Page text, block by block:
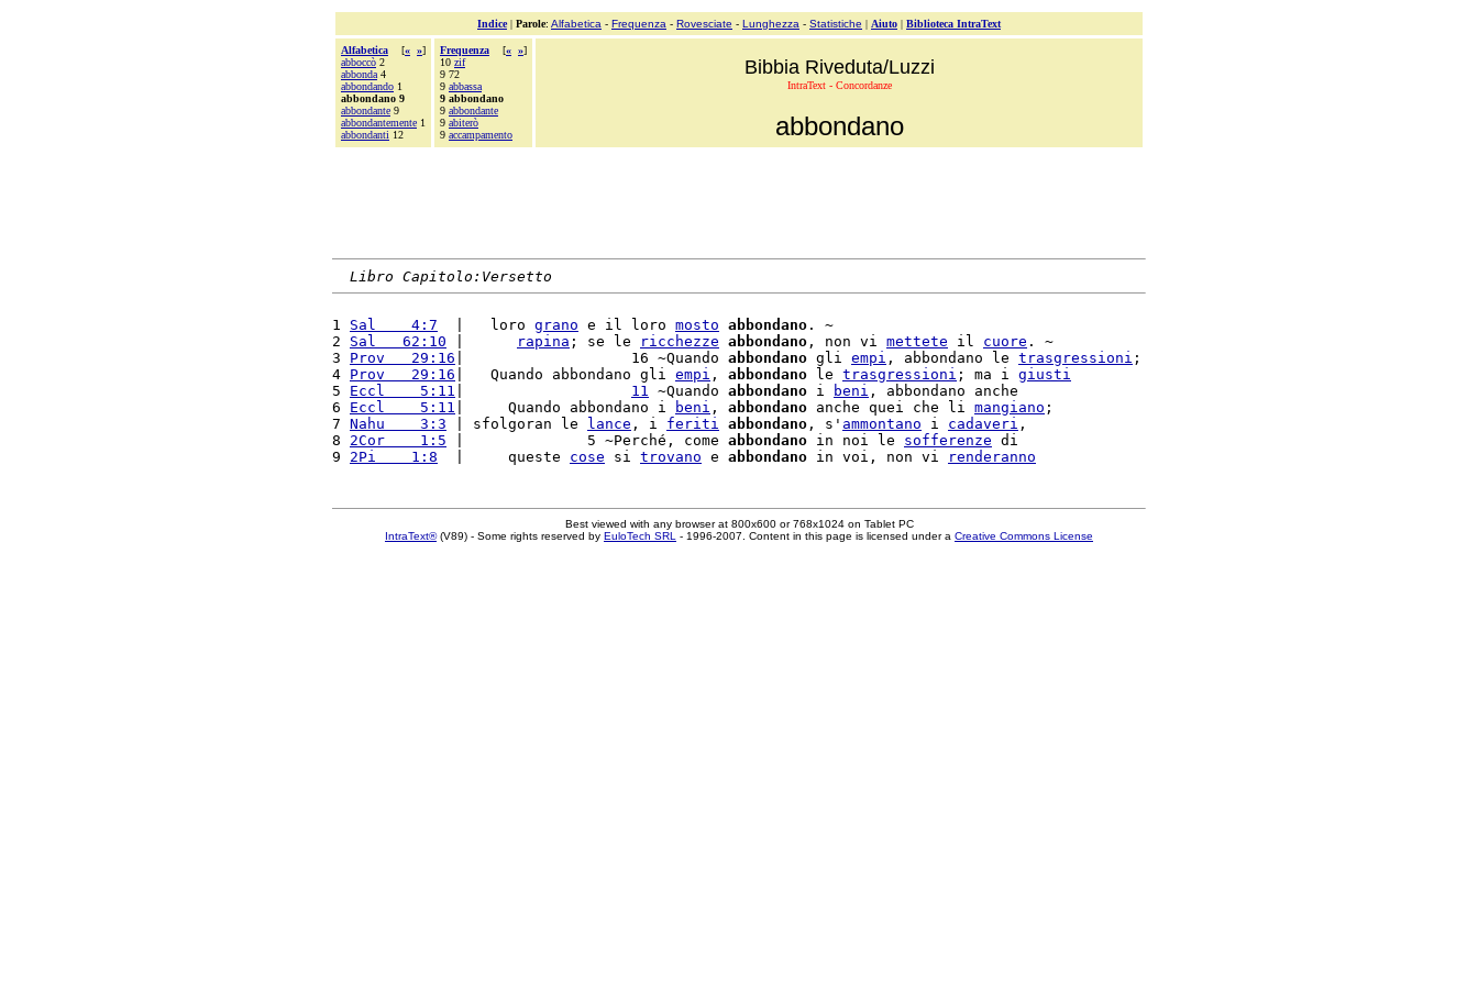
Indice| Parole: Alfabetica - Frequenza - Rovesciate - Lunghezza - Statistiche | Aiuto | Biblioteca IntraText
Alfabetica [« »]
abboccò 2
abbonda 4
abbondando 1
abbondano 9
abbondante 9
abbondantemente 1
abbondanti 12
Frequenza [« »]
10 zif
9 72
9 abbassa
9 abbondano
9 abbondante
9 abiterò
9 accampamento
Bibbia Riveduta/Luzzi
IntraText - Concordanze
abbondano
Libro Capitolo:Versetto
1 Sal    4:7
  |   loro
grano e il loro mosto abbondano . ~
2 Sal   62:10 rapina ; se le ricchezze abbondano , non vi mettete il cuore . ~
3 Prov   29:16 |                   16 ~Quando abbondano gli empi , abbondano le trasgressioni ;
4 Prov   29:16 |   Quando abbondano gli empi , abbondano le trasgressioni ; ma i giusti
5 Eccl    5:11 11 ~Quando abbondano i beni , abbondano anche
6 Eccl    5:11 |     Quando abbondano i beni , abbondano anche quei che li mangiano ;
7 Nahu    3:3 | sfolgoran le lance , i feriti abbondano , s' ammontano i cadaveri ,
8 2Cor    1:5 |              5 ~Perché, come abbondano in noi le sofferenze di
9 2Pi    1:8
  |     queste
cose si trovano e abbondano in voi, non vi renderanno
Best viewed with any browser at 800x600 or 768x1024 on Tablet PC
IntraText®(V89) - Some rights reserved by EuloTech SRL - 1996-2007. Content in this page is licensed under a Creative Commons License